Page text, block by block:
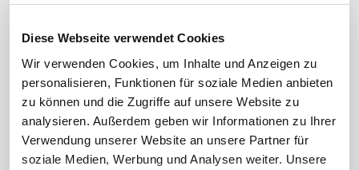
Diese Webseite verwendet Cookies
Wir verwenden Cookies, um Inhalte und Anzeigen zu
personalisieren, Funktionen für soziale Medien anbieten
zu können und die Zugriffe auf unsere Website zu
analysieren. Außerdem geben wir Informationen zu Ihrer
Verwendung unserer Website an unsere Partner für
soziale Medien, Werbung und Analysen weiter. Unsere
Downloads & Formulare
FAQ
ifb-App Betriebsrat360
SBV-Wahl
JAV-Wahl
News. Wissen. Themen.
Lexikon
Rechtsprechung
Folgen Sie uns
Sicherheit durch geprüfte
Qualität!